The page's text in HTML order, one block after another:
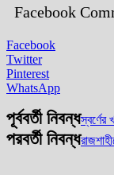
Facebook
Facebook
Twitter
Pinterest
WhatsApp
পূর্ববর্তী নিবন্ধস্বর্ণের
পরবর্তী নিবন্ধ